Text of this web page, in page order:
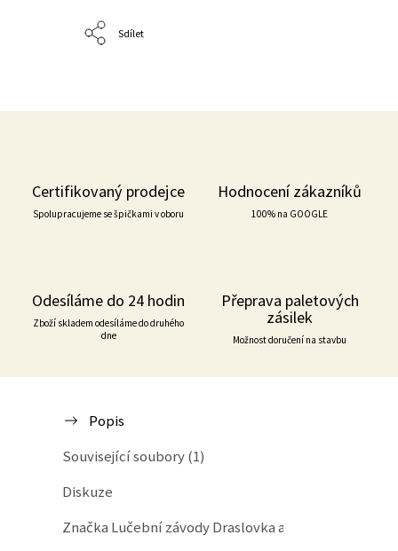
Sdílet
Certifikovaný prodejce
Spolupracujeme se špičkami v oboru
Hodnocení zákazníků
100% na GOOGLE
Odesíláme do 24 hodin
Zboží skladem odesíláme do druhého
dne
Přeprava paletových
zásilek
Možnost doručení na stavbu
Popis
Související soubory (1)
Diskuze
Značka Lučební závody Draslovka a.s.